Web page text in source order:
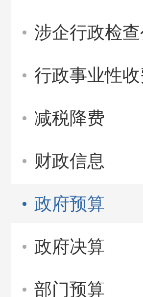
涉企行政检
行政事业性
减税降费
财政信息
政府预算
政府决算
部门预算